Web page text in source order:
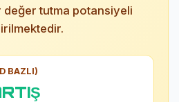
değer tutma potansiyeli
BAZLI)